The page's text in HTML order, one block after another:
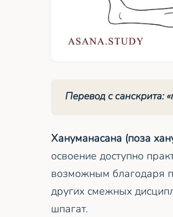
Перевод с санскрита:
Хануманасана (поза
освоение доступно
возможным благодаря
других смежных
шпагат.